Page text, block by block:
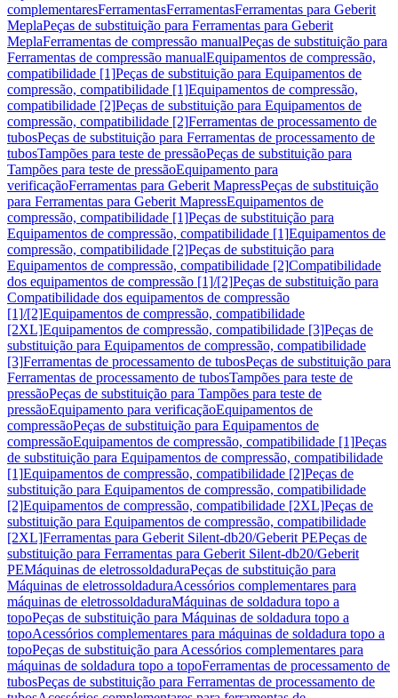
complementaresFerramentasFerramentasFerramentas para Geberit
MeplaPeças de substituição para Ferramentas para Geberit
MeplaFerramentas de compressão manualPeças de substituição para
Ferramentas de compressão manualEquipamentos de compressão,
compatibilidade [1]Peças de substituição para Equipamentos de
compressão, compatibilidade [1]Equipamentos de compressão,
compatibilidade [2]Peças de substituição para Equipamentos de
compressão, compatibilidade [2]Ferramentas de processamento de
tubosPeças de substituição para Ferramentas de processamento de
tubosTampões para teste de pressãoPeças de substituição para
Tampões para teste de pressãoEquipamento para
verificaçãoFerramentas para Geberit MapressPeças de substituição
para Ferramentas para Geberit MapressEquipamentos de
compressão, compatibilidade [1]Peças de substituição para
Equipamentos de compressão, compatibilidade [1]Equipamentos de
compressão, compatibilidade [2]Peças de substituição para
Equipamentos de compressão, compatibilidade [2]Compatibilidade
dos equipamentos de compressão [1]/[2]Peças de substituição para
Compatibilidade dos equipamentos de compressão
[1]/[2]Equipamentos de compressão, compatibilidade
[2XL]Equipamentos de compressão, compatibilidade [3]Peças de
substituição para Equipamentos de compressão, compatibilidade
[3]Ferramentas de processamento de tubosPeças de substituição para
Ferramentas de processamento de tubosTampões para teste de
pressãoPeças de substituição para Tampões para teste de
pressãoEquipamento para verificaçãoEquipamentos de
compressãoPeças de substituição para Equipamentos de
compressãoEquipamentos de compressão, compatibilidade [1]Peças
de substituição para Equipamentos de compressão, compatibilidade
[1]Equipamentos de compressão, compatibilidade [2]Peças de
substituição para Equipamentos de compressão, compatibilidade
[2]Equipamentos de compressão, compatibilidade [2XL]Peças de
substituição para Equipamentos de compressão, compatibilidade
[2XL]Ferramentas para Geberit Silent-db20/Geberit PEPeças de
substituição para Ferramentas para Geberit Silent-db20/Geberit
PEMáquinas de eletrossoldaduraPeças de substituição para
Máquinas de eletrossoldaduraAcessórios complementares para
máquinas de eletrossoldaduraMáquinas de soldadura topo a
topoPeças de substituição para Máquinas de soldadura topo a
topoAcessórios complementares para máquinas de soldadura topo a
topoPeças de substituição para Acessórios complementares para
máquinas de soldadura topo a topoFerramentas de processamento de
tubosPeças de substituição para Ferramentas de processamento de